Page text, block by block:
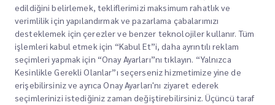
ml
eri
ara
cılı
ğıy
la
edildiğini belirlemek, tekliflerimizi maksimum rahatlık ve
verimlilik için yapılandırmak ve pazarlama çabalarımızı
desteklemek için çerezler ve benzer teknolojiler kullanır. Tüm
işlemleri kabul etmek için “Kabul Et”i, daha ayrıntılı reklam
seçimleri yapmak için “Onay Ayarları”nı tıklayın. “Yalnızca
Kesinlikle Gerekli Olanlar”ı seçerseniz hizmetimize yine de
erişebilirsiniz ve ayrıca Onay Ayarları'nı ziyaret ederek
seçimlerinizi istediğiniz zaman değiştirebilirsiniz. Üçüncü taraf